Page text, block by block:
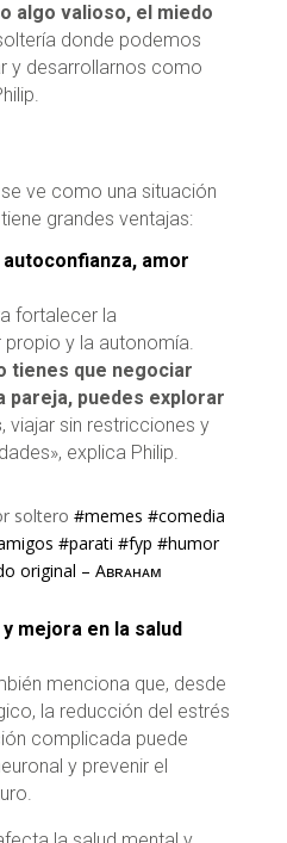
algo valioso, el miedo
donde podemos
y desarrollarnos como
ve como una situación
grandes ventajas:
amor
fortalecer la
y la autonomía.
tienes que negociar
pareja, puedes explorar
, viajar sin restricciones y
explica Philip.
soltero #memes #comedia
#parati #fyp #humor
original – Aʙʀᴀʜᴀᴍ
mejora en la salud
menciona que, desde
la reducción del estrés
complicada puede
y prevenir el